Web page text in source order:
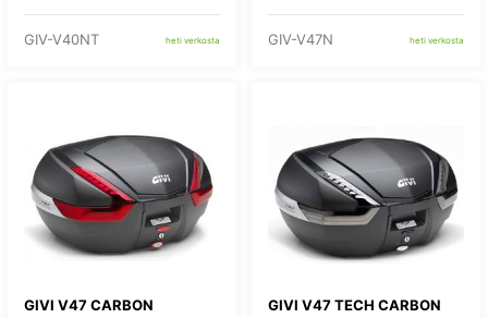
GIV-V40NT heti verkosta GIV-V47N heti verkosta
GIVI V47 CARBON
GIVI V47 TECH CARBON